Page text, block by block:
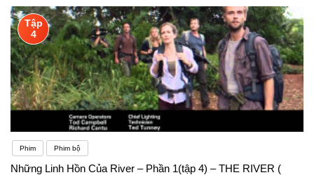
Tập
4
Phim Phim bộ
Những Linh Hồn Của River – Phần 1(tập 4) – THE RIVER (